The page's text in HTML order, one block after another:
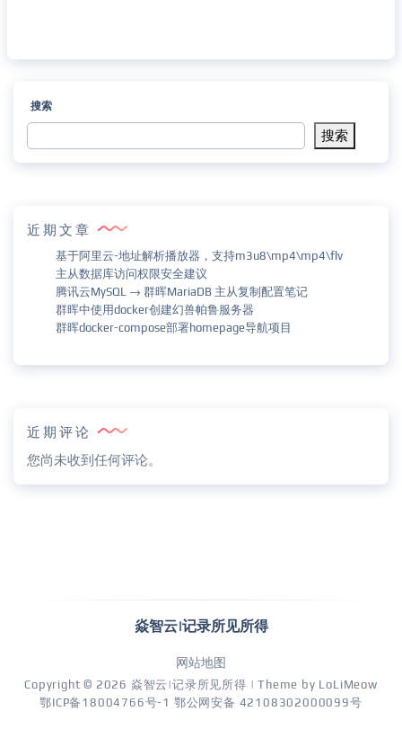
搜索
搜索
近期文章
基于阿里云-地址解析播放器，支持m3u8\mp4\mp4\flv
主从数据库访问权限安全建议
腾讯云MySQL → 群晖MariaDB 主从复制配置笔记
群晖中使用docker创建幻兽帕鲁服务器
群晖docker-compose部署homepage导航项目
近期评论
您尚未收到任何评论。
焱智云|记录所见所得
网站地图
Copyright © 2026 焱智云|记录所见所得 | Theme by LoLiMeow
鄂ICP备18004766号-1 鄂公网安备 42108302000099号